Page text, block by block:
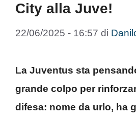
City alla Juve!
22/06/2025 - 16:57 di
La Juventus sta
grande colpo per
difesa: nome da urlo, ha